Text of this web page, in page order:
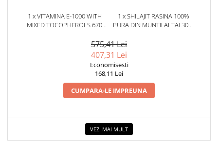
1 x VITAMINA E-1000 WITH
MIXED TOCOPHEROLS 670
MOI - NOW FOODS
1 x SHILAJIT RASINA 100%
PURA DIN MUNTII ALTAI 30G.
575,41 Lei
407,31 Lei
Economisesti
168,11 Lei
CUMPARA-LE IMPREUNA
VEZI MAI MULT